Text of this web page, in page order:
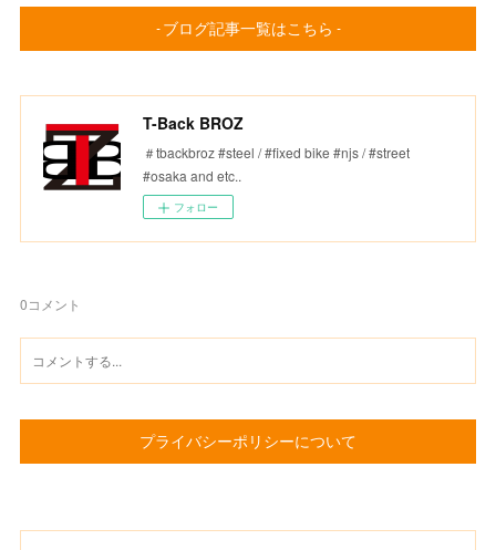
- ブログ記事一覧はこちら -
T-Back BROZ
＃tbackbroz #steel / #fixed bike #njs / #street
#osaka and etc..
フォロー
0コメント
プライバシーポリシーについて